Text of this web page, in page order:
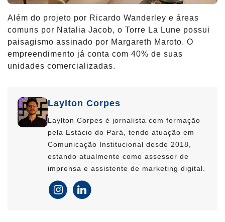
Além do projeto por Ricardo Wanderley e áreas
comuns por Natalia Jacob, o Torre La Lune possui
paisagismo assinado por Margareth Maroto. O
empreendimento já conta com 40% de suas
unidades comercializadas.
Laylton Corpes
Laylton Corpes é jornalista com formação
pela Estácio do Pará, tendo atuação em
Comunicação Institucional desde 2018,
estando atualmente como assessor de
imprensa e assistente de marketing digital.